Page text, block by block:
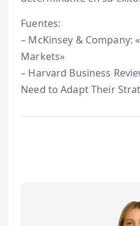
Fuentes:
– McKinsey & Company:
Markets»
– Harvard Business
Need to Adapt Their